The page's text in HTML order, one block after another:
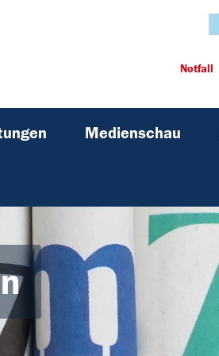
Notfall
Medienschau